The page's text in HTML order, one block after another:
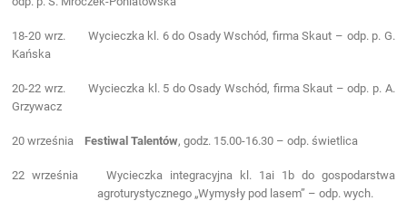
18-20 wrz. Wycieczka kl. 6 do Osady Wschód, firma Skaut – odp. p. G.
Kańska
20-22 wrz.Wycieczka kl. 5 do Osady Wschód, firma Skaut – odp. p. A.
Grzywacz
20 wrześniaFestiwal Talentów, godz. 15.00-16.30 – odp. świetlica
22 września Wycieczka integracyjna kl. 1ai 1b do gospodarstwa
agroturystycznego „Wymysły pod lasem” – odp. wych.